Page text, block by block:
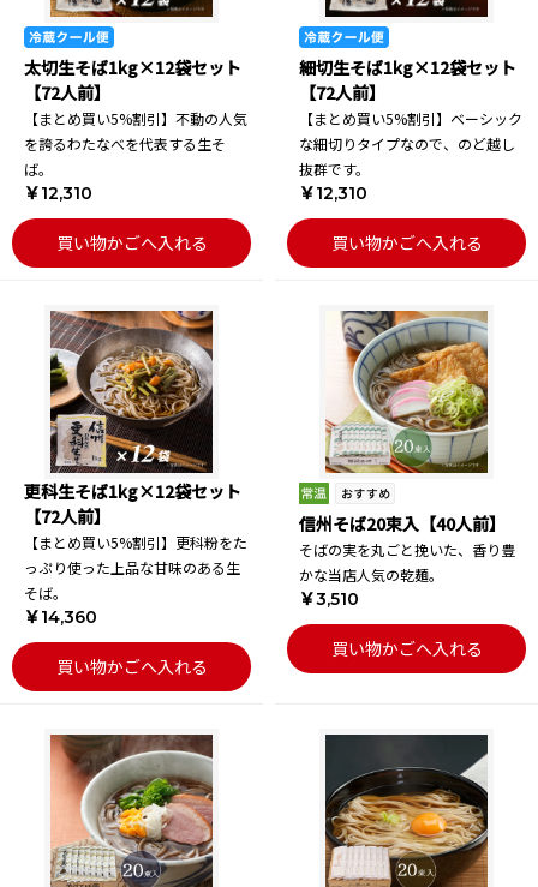
太切生そば1kg×12袋セット
【72人前】
【まとめ買い5%割引】不動の人気
を誇るわたなべを代表する生そ
ば。
￥12,310
買い物かごへ入れる
細切生そば1kg×12袋セット
【72人前】
【まとめ買い5%割引】ベーシック
な細切りタイプなので、のど越し
抜群です。
￥12,310
買い物かごへ入れる
更科生そば1kg×12袋セット
【72人前】
【まとめ買い5%割引】更科粉をた
っぷり使った上品な甘味のある生
そば。
￥14,360
買い物かごへ入れる
信州そば20束入【40人前】
そばの実を丸ごと挽いた、香り豊
かな当店人気の乾麺。
￥3,510
買い物かごへ入れる